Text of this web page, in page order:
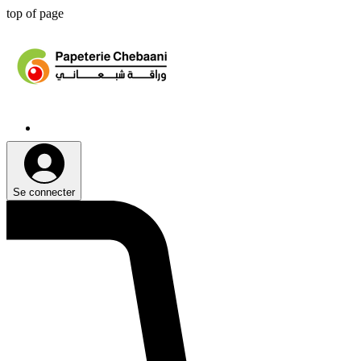
top of page
Se connecter